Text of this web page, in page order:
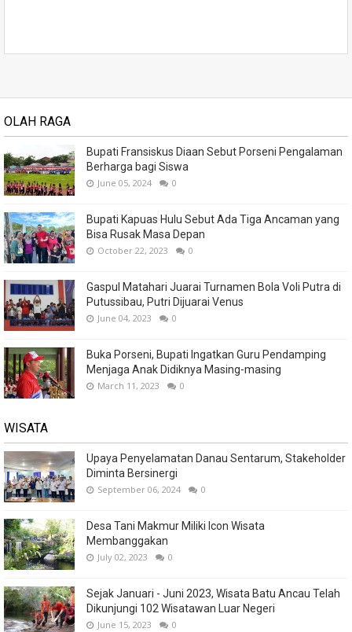
OLAH RAGA
Bupati Fransiskus Diaan Sebut Porseni Pengalaman
Berharga bagi Siswa
June 05, 2024 0
Bupati Kapuas Hulu Sebut Ada Tiga Ancaman yang
Bisa Rusak Masa Depan
October 22, 2023 0
Gaspul Matahari Juarai Turnamen Bola Voli Putra di
Putussibau, Putri Dijuarai Venus
June 04, 2023 0
Buka Porseni, Bupati Ingatkan Guru Pendamping
Menjaga Anak Didiknya Masing-masing
March 11, 2023 0
WISATA
Upaya Penyelamatan Danau Sentarum, Stakeholder
Diminta Bersinergi
September 06, 2024 0
Desa Tani Makmur Miliki Icon Wisata
Membanggakan
July 02, 2023 0
Sejak Januari - Juni 2023, Wisata Batu Ancau Telah
Dikunjungi 102 Wisatawan Luar Negeri
June 15, 2023 0